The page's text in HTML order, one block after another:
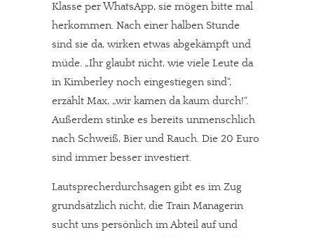
kannst Du uns mit einer kleinen Spende unterstützen.
Paypal - danke@meinesuedstadt.de
JETZT SPENDEN Schon erledigt!
Klasse per WhatsApp, sie mögen bitte mal
herkommen. Nach einer halben Stunde
sind sie da, wirken etwas abgekämpft und
müde. „Ihr glaubt nicht, wie viele Leute da
in Kimberley noch eingestiegen sind“,
erzählt Max, „wir kamen da kaum durch!“.
Außerdem stinke es bereits unmenschlich
nach Schweiß, Bier und Rauch. Die 20 Euro
sind immer besser investiert.
Lautsprecherdurchsagen gibt es im Zug
grundsätzlich nicht, die Train Managerin
sucht uns persönlich im Abteil auf und